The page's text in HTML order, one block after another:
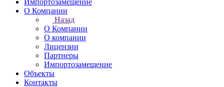
Импортозамещение
О Компании
Назад
О Компании
О компании
Лицензии
Партнеры
Импортозамещение
Объекты
Контакты